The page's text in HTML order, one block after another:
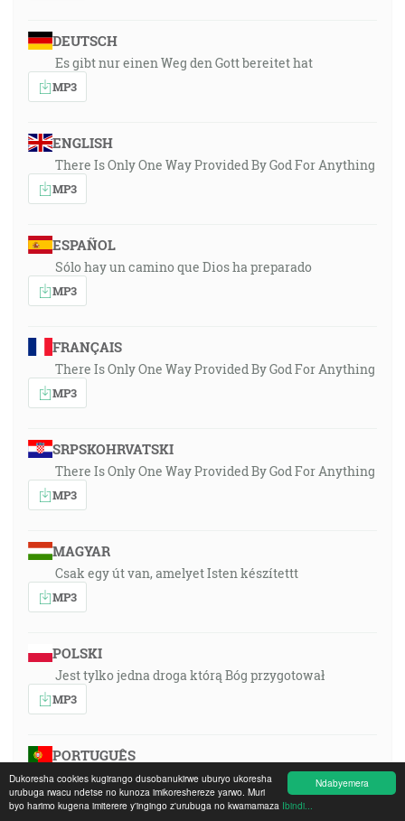
Ndabyemera
Dukoresha cookies kugirango dusobanukirwe uburyo ukoresha
urubuga rwacu ndetse no kunoza imikoreshereze yarwo. Muri
byo harimo kugena imiterere y'ingingo z'urubuga no kwamamaza Ibindi...
DEUTSCH
Es gibt nur einen Weg den Gott bereitet hat
MP3
ENGLISH
There Is Only One Way Provided By God For Anything
MP3
ESPAÑOL
Sólo hay un camino que Dios ha preparado
MP3
FRANÇAIS
There Is Only One Way Provided By God For Anything
MP3
SRPSKOHRVATSKI
There Is Only One Way Provided By God For Anything
MP3
MAGYAR
Csak egy út van, amelyet Isten készítettt
MP3
POLSKI
Jest tylko jedna droga którą Bóg przygotował
MP3
PORTUGUÊS
Só há um caminho preparardo por Deus
MP3